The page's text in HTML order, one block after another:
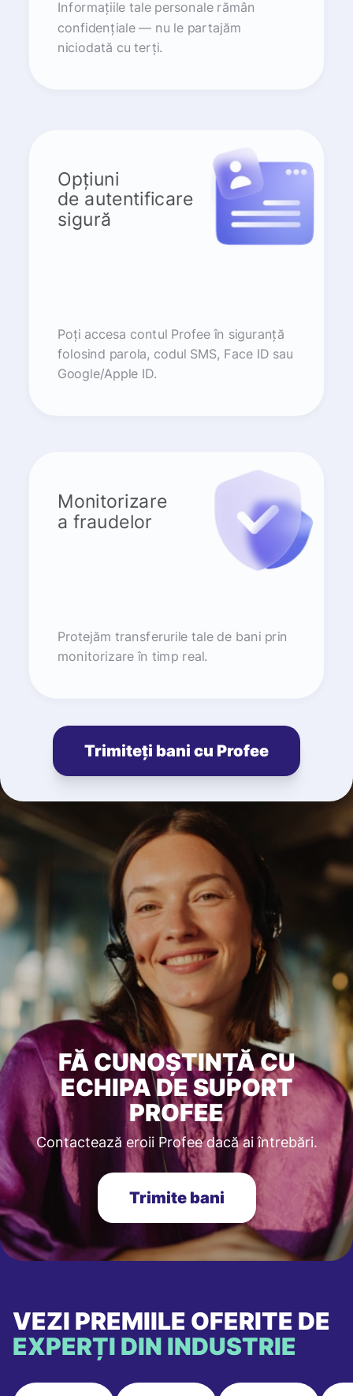
Informațiile tale personale rămân
confidențiale — nu le partajăm
niciodată cu terți.
Opțiuni
de autentificare
sigură
Poți accesa contul Profee în siguranță
folosind parola, codul SMS, Face ID sau
Google/Apple ID.
Monitorizare
a fraudelor
Protejăm transferurile tale de bani prin
monitorizare în timp real.
Trimiteți bani cu Profee
FĂ CUNOȘTINȚĂ CU
ECHIPA DE SUPORT
PROFEE
Contactează eroii Profee dacă ai întrebări.
Trimite bani
VEZI PREMIILE OFERITE DE
EXPERȚI DIN INDUSTRIE